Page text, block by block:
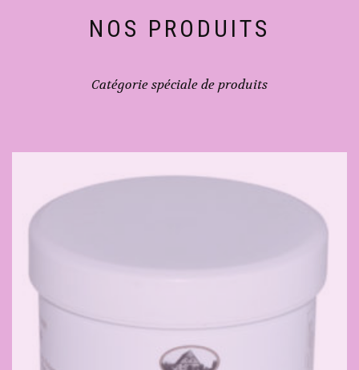
NOS PRODUITS
Catégorie spéciale de produits